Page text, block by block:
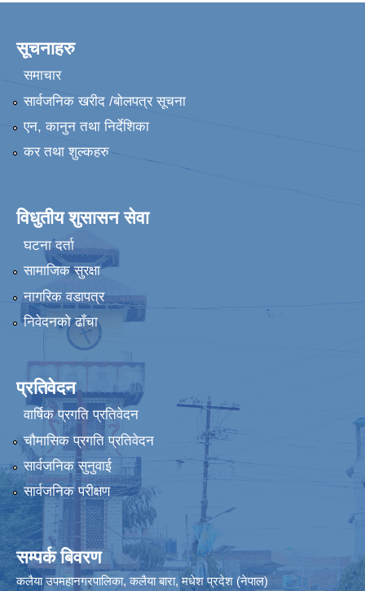
सूचनाहरु
समाचार
सार्वजनिक खरीद /बोलपत्र सूचना
एन, कानुन तथा निर्देशिका
कर तथा शुल्कहरु
विधुतीय शुसासन सेवा
घटना दर्ता
सामाजिक सुरक्षा
नागरिक वडापत्र
निवेदनको ढाँचा
प्रतिवेदन
वार्षिक प्रगति प्रतिवेदन
चौमासिक प्रगति प्रतिवेदन
सार्वजनिक सुनुवाई
सार्वजनिक परीक्षण
सम्पर्क बिवरण
कलैया उपमहानगरपालिका, कलैया बारा, मधेश प्रदेश (नेपाल)